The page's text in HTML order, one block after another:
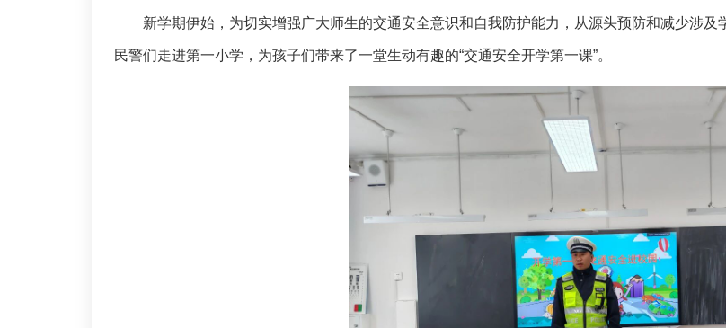
新学期伊始，为切实增强广大师生的交通安全意识和自我防护能力，从源头预防和减少涉
民警们走进第一小学，为孩子们带来了一堂生动有趣的“交通安全开学第一课”。